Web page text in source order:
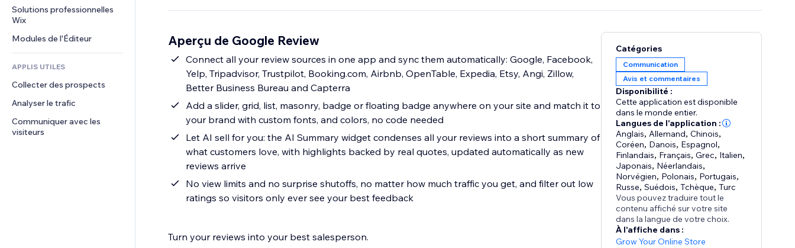
Financement participatif
Alimentation et boissons
Actualités
Services de contenu
Effets de texte
Bannières et badges
Calculateurs
Rechercher
Téléphone
Communauté
Avis et commentaires
Solutions professionnelles
Wix
Modules de l'Éditeur
APPLIS UTILES
Collecter des prospects
Analyser le trafic
Communiquer avec les
visiteurs
Aperçu de Google Review
Connect all your review sources in one app and sync them automatically: Google, Facebook,
Yelp, Tripadvisor, Trustpilot, Booking.com, Airbnb, OpenTable, Expedia, Etsy, Angi, Zillow,
Better Business Bureau and Capterra
Add a slider, grid, list, masonry, badge or floating badge anywhere on your site and match it to
your brand with custom fonts, and colors, no code needed
Let AI sell for you: the AI Summary widget condenses all your reviews into a short summary of
what customers love, with highlights backed by real quotes, updated automatically as new
reviews arrive
No view limits and no surprise shutoffs, no matter how much traffic you get, and filter out low
ratings so visitors only ever see your best feedback
Turn your reviews into your best salesperson.
Catégories
Communication
Avis et commentaires
Disponibilité :
Cette application est disponible
dans le monde entier.
Langues de l'application :
Anglais, Allemand,Chinois,
Coréen, Danois, Espagnol,
Finlandais, Français,Grec, Italien,
Japonais, Néerlandais,
Norvégien, Polonais, Portugais,
Russe,Suédois,Tchèque,Turc
Vous pouvez traduire tout le
contenu affiché sur votre site
dans la langue de votre choix.
À l'affiche dans :
Grow Your Online Store